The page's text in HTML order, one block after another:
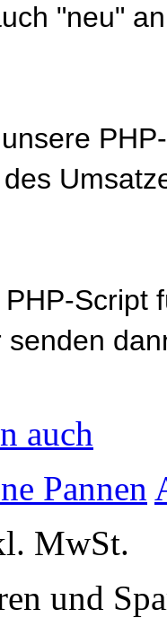
"neu"
Script
auch
MwSt.